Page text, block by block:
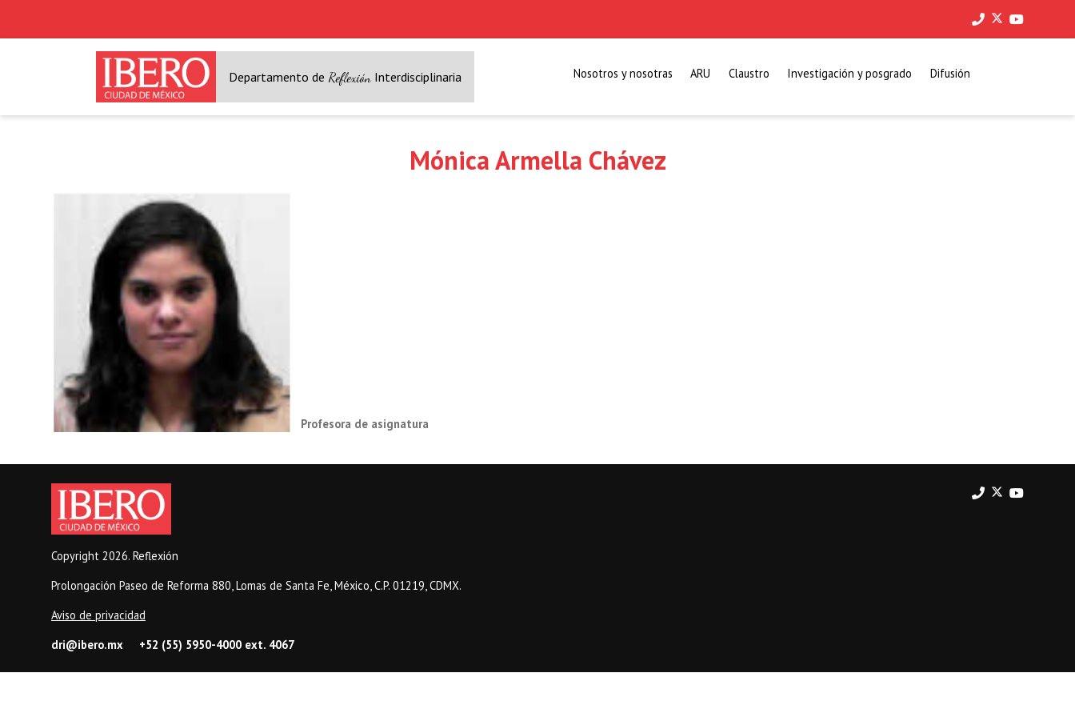
Departamento de Reflexión Interdisciplinaria Nosotros y nosotras ARU Claustro Investigación y posgrado Difusión
Mónica Armella Chávez
Profesora de asignatura
Copyright 2026. Reflexión
Prolongación Paseo de Reforma 880, Lomas de Santa Fe, México, C.P. 01219, CDMX.
Aviso de privacidad
dri@ibero.mx
+52 (55) 5950-4000 ext. 4067